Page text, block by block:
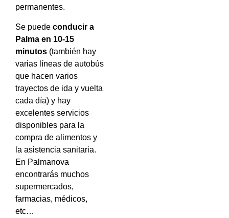
permanentes.
Se puede conducir a
Palma en 10-15
minutos (también hay
varias líneas de autobús
que hacen varios
trayectos de ida y vuelta
cada día) y hay
excelentes servicios
disponibles para la
compra de alimentos y
la asistencia sanitaria.
En Palmanova
encontrarás muchos
supermercados,
farmacias, médicos,
etc…